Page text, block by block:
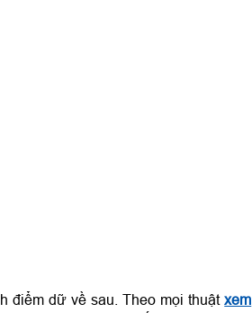
điểm dữ về sau. Theo mọi thuậtxem